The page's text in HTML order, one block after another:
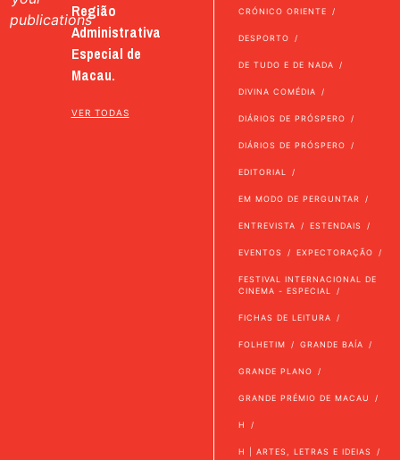
publicationsRegião
Administrativa
Especial de
Macau.
VER TODAS
CRÓNICO ORIENTE
DESPORTO
DE TUDO E DE NADA
DIVINA COMÉDIA
DIÁRIOS DE PRÓSPERO
DIÁRIOS DE PRÓSPERO
EDITORIAL
EM MODO DE PERGUNTAR
ENTREVISTA ESTENDAIS
EVENTOS EXPECTORAÇÃO
FESTIVAL INTERNACIONAL DE
CINEMA - ESPECIAL
FICHAS DE LEITURA
FOLHETIM GRANDE BAÍA
GRANDE PLANO
GRANDE PRÉMIO DE MACAU
H
H | ARTES, LETRAS E IDEIAS